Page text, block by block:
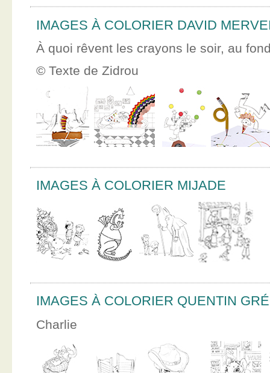
IMAGES À COLORIER DAVID
À quoi rêvent les crayons le soir, au
© Texte de Zidrou
IMAGES À COLORIER MIJADE
IMAGES À COLORIER QUENTIN
Charlie